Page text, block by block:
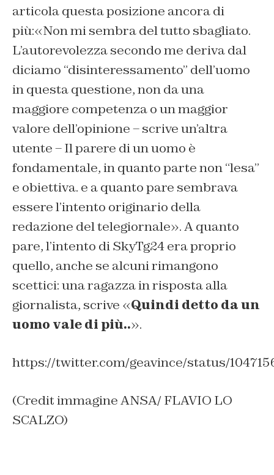
articola questa posizione ancora di
più:«Non mi sembra del tutto sbagliato.
L’autorevolezza secondo me deriva dal
diciamo “disinteressamento” dell’uomo
in questa questione, non da una
maggiore competenza o un maggior
valore dell’opinione – scrive un’altra
utente – Il parere di un uomo è
fondamentale, in quanto parte non “lesa”
e obiettiva. e a quanto pare sembrava
essere l’intento originario della
redazione del telegiornale». A quanto
pare, l’intento di SkyTg24 era proprio
quello, anche se alcuni rimangono
scettici: una ragazza in risposta alla
giornalista, scrive «Quindi detto da un
uomo vale di più..».
https://twitter.com/geavince/status/
(Credit immagine ANSA/ FLAVIO LO
SCALZO)